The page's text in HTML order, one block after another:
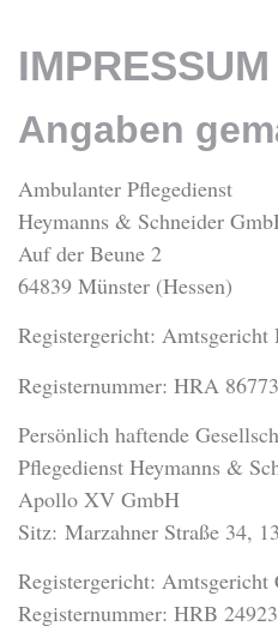
IMPRESSUM
Angaben
Ambulanter Pflegedienst
Heymanns & Schneider
Auf der Beune 2
64839 Münster (Hessen)
Registergericht: Amtsgericht
Registernummer: HRA 86773
Persönlich haftende
Pflegedienst Heymanns &
Apollo XV GmbH
Sitz: Marzahner Straße 34,
Registergericht: Amtsgericht
Registernummer: HRB